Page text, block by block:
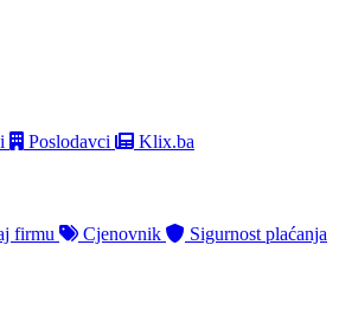
Poslodavci Klix.ba
firmu Cjenovnik Sigurnost plaćanja